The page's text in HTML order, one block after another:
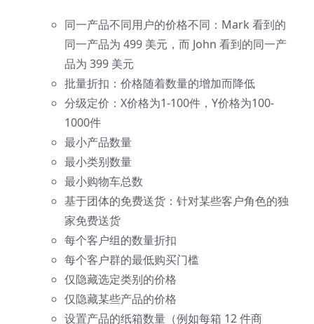
同一产品不同用户的价格不同：Mark 看到的
同一产品为 499 美元，而 John 看到的同一产
品为 399 美元
批量折扣：价格随着数量的增加而降低
分级定价：X价格为1-100件，Y价格为100-
1000件
最小产品数量
最小类别数量
最小购物车总数
基于团体的免费送货：针对某些客户角色的独
家免费送货
每个客户组的数量折扣
每个客户群的最低购买门槛
仅隐藏选定类别的价格
仅隐藏某些产品的价格
设置产品的纸箱数量（例如每箱 12 件商